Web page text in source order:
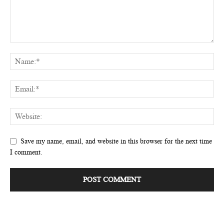
Save my name, email, and website in this browser for the next time
I comment.